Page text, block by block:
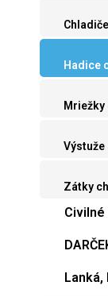
Chladiče
Hadice
Mriežky
Zátky
Lanká,